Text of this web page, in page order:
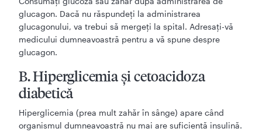
glucagon. Dacă nu răspundeți la administrarea
glucagonului, va trebui să mergeți la spital. Adresați-vă
medicului dumneavoastră pentru a vă spune despre
glucagon.
B. Hiperglicemia şi cetoacidoza
diabetică
Hiperglicemia (prea mult zahăr în sânge) apare când
organismul dumneavoastră nu mai are suficientă insulină.